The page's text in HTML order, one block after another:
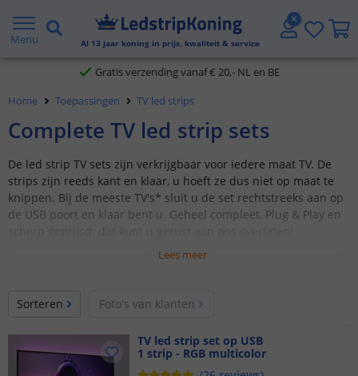
Menu Al 13 jaar koning in prijs, kwaliteit & service
Gratis verzending vanaf € 20,- NL en BE
Voor 23:45 uur besteld, morgen in huis
Home Toepassingen TV led strips
Complete TV led strip sets
De led strip TV sets zijn verkrijgbaar voor iedere maat TV. De
strips zijn reeds kant en klaar, u hoeft ze dus niet op maat te
knippen. Bij de meeste TV's* sluit u de set rechtstreeks aan op
de USB poort en klaar bent u. Geheel compleet, Plug & Play en
Verkrijgbaar met 1, 2, 3 of 4 RGB led strips
Volledig uitgevoerd in zwart om eenvoudig weg te werken
Benieuwd naar de resultaten van andere klanten? Bekijk de
inspiratiepaginavoor geslaagde TV-projectenof bijvoorbeeld
woonkamer of keuken.
Lees meer
Sorteren Foto's van klanten
TV led strip set op USB
1 strip - RGB multicolor